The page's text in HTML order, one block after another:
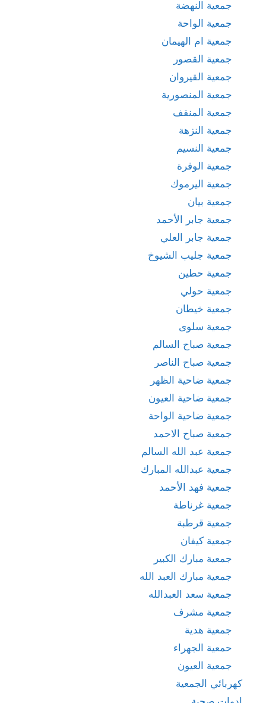
جمعية النهضة
جمعية الواحة
جمعية ام الهيمان
جمعية القصور
جمعية القيروان
جمعية المنصورية
جمعية المنقف
جمعية النزهة
جمعية النسيم
جمعية الوفرة
جمعية اليرموك
جمعية بيان
جمعية جابر الأحمد
جمعية جابر العلي
جمعية جليب الشيوخ
جمعية حطين
جمعية حولي
جمعية خيطان
جمعية سلوى
جمعية صباح السالم
جمعية صباح الناصر
جمعية ضاحية الظهر
جمعية ضاحية العيون
جمعية ضاحية الواحة
جمعية صباح الاحمد
جمعية عبد الله السالم
جمعية عبدالله المبارك
جمعية فهد الأحمد
جمعية غرناطة
جمعية قرطبة
جمعية كيفان
جمعية مبارك الكبير
جمعية مبارك العبد الله
جمعية سعد العبدالله
جمعية مشرف
جمعية هدية
حمعية الجهراء
جمعية العيون
كهربائي الجمعية